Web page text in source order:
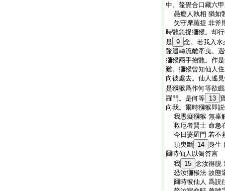
中。鼇覺合口藏六
愚癡人執相 猶如
失守摩羅捉 非斧
時鼈急捉獼猴。却
是 9 念。若我入水
鼇迴轉流離牽曳。
獼猴兩手抱鼈。作
難。獼猴曾知仙人
向彼處去。仙人遙
是獼猴爲作何等欲
羅門。是何等 13
向我。爾時獼猴即
我愚癡獼猴 無辜
救厄者賢士 命急
今日婆羅門 若不
須臾斷 14 身生
爾時仙人以偈答言
我 15 念汝得脱
恐汝獼猴法 故態
爾時彼仙人 爲説